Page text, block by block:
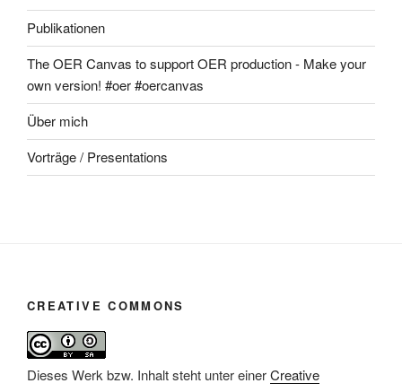
Publikationen
The OER Canvas to support OER production - Make your
own version! #oer #oercanvas
Über mich
Vorträge / Presentations
CREATIVE COMMONS
Dieses Werk bzw. Inhalt steht unter einerCreative